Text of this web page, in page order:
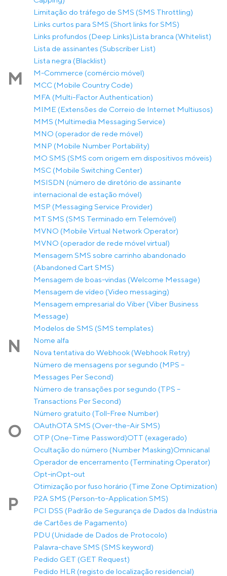
Limitação do tráfego de SMS (SMS Throttling)
Links curtos para SMS (Short links for SMS)
Links profundos (Deep Links)Lista branca (Whitelist)
Lista de assinantes (Subscriber List)
Lista negra (Blacklist)
M
M-Commerce (comércio móvel)
MCC (Mobile Country Code)
MFA (Multi-Factor Authentication)
MIME (Extensões de Correio de Internet Multiusos)
MMS (Multimedia Messaging Service)
MNO (operador de rede móvel)
MNP (Mobile Number Portability)
MO SMS (SMS com origem em dispositivos móveis)
MSC (Mobile Switching Center)
MSISDN (número de diretório de assinante
internacional de estação móvel)
MSP (Messaging Service Provider)
MT SMS (SMS Terminado em Telemóvel)
MVNO (Mobile Virtual Network Operator)
MVNO (operador de rede móvel virtual)
Mensagem SMS sobre carrinho abandonado
(Abandoned Cart SMS)
Mensagem de boas-vindas (Welcome Message)
Mensagem de vídeo (Video messaging)
Mensagem empresarial do Viber (Viber Business
Message)
Modelos de SMS (SMS templates)
N
Nome alfa
Nova tentativa do Webhook (Webhook Retry)
Número de mensagens por segundo (MPS –
Messages Per Second)
Número de transações por segundo (TPS –
Transactions Per Second)
Número gratuito (Toll-Free Number)
O OAuthOTA SMS (Over-the-Air SMS)
OTP (One-Time Password)OTT (exagerado)
Ocultação do número (Number Masking)Omnicanal
Operador de encerramento (Terminating Operator)
Opt-inOpt-out
Otimização por fuso horário (Time Zone Optimization)
P
P2A SMS (Person-to-Application SMS)
PCI DSS (Padrão de Segurança de Dados da Indústria
de Cartões de Pagamento)
PDU (Unidade de Dados de Protocolo)
Palavra-chave SMS (SMS keyword)
Pedido GET (GET Request)
Pedido HLR (registo de localização residencial)